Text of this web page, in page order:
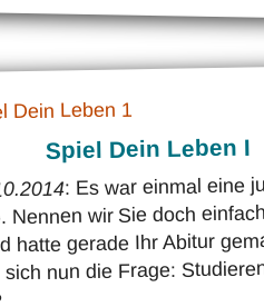
Spiel Dein Leben I
: Es war einmal eine
Nennen wir Sie doch
hatte gerade Ihr Abitur
nun die Frage: